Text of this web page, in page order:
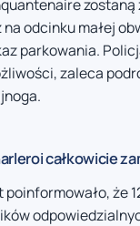
odcinku małej
parkowania.
zaleca
całkowicie
że